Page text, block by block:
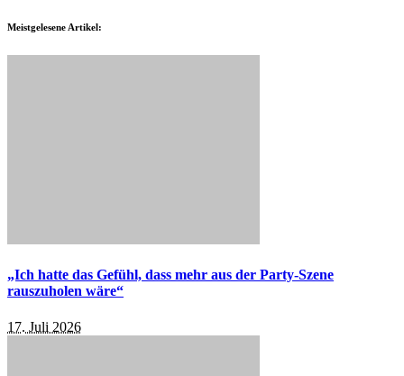
Meistgelesene Artikel:
„Ich hatte das Gefühl, dass mehr aus der Party-Szene
rauszuholen wäre“
17. Juli 2026